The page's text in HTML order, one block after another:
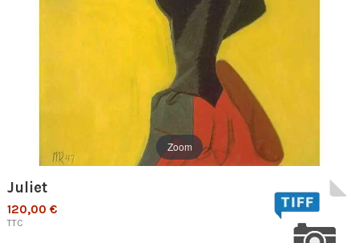
Zoom
Juliet
120,00 €
TTC